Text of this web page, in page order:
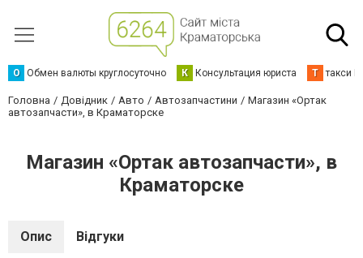
О Обмен валюты круглосуточно К Консультация юриста Т такси
Головна Довідник Авто Автозапчастини
Магазин «Ортак
автозапчасти», в Краматорске
Магазин «Ортак автозапчасти», в
Краматорске
Опис Відгуки